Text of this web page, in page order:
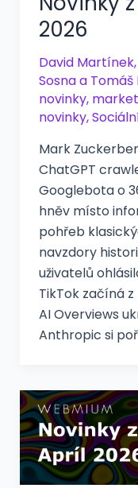
2026
David Martínek,
Sosnaa Tomáš
novinky,
novinky,
Mark
ChatGPT
Googlebota o
hněv místo
pohřeb
navzdory
uživatelů
TikTok začíná
AI Overviews
Anthropic si